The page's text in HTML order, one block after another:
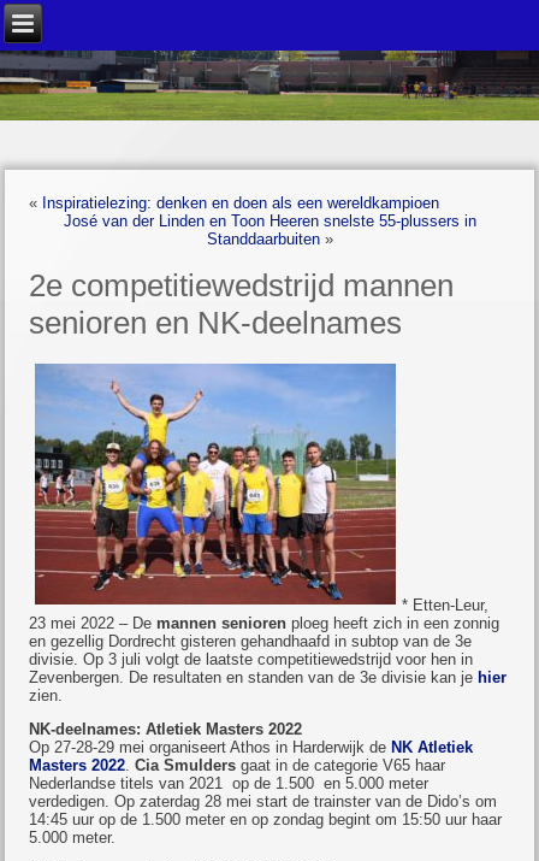
« Inspiratielezing: denken en doen als een wereldkampioen
José van der Linden en Toon Heeren snelste 55-plussers in
Standdaarbuiten»
2e competitiewedstrijd mannen
senioren en NK-deelnames
* Etten-Leur,
23 mei 2022 – De mannen senioren ploeg heeft zich in een zonnig
en gezellig Dordrecht gisteren gehandhaafd in subtop van de 3e
divisie. Op 3 juli volgt de laatste competitiewedstrijd voor hen in
Zevenbergen. De resultaten en standen van de 3e divisie kan je hier
zien.
NK-deelnames: Atletiek Masters 2022
Op 27-28-29 mei organiseert Athos in Harderwijk de NK Atletiek
Masters 2022.Cia Smulders gaat in de categorie V65 haar
Nederlandse titels van 2021 op de 1.500 en 5.000 meter
verdedigen. Op zaterdag 28 mei start de trainster van de Dido’s om
14:45 uur op de 1.500 meter en op zondag begint om 15:50 uur haar
5.000 meter.